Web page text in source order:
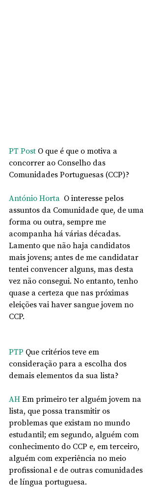
PT Post O que é que o motiva a
concorrer ao Conselho das
Comunidades Portuguesas (CCP)?
António Horta O interesse pelos
assuntos da Comunidade que, de uma
forma ou outra, sempre me
acompanha há várias décadas.
Lamento que não haja candidatos
mais jovens; antes de me candidatar
tentei convencer alguns, mas desta
vez não consegui. No entanto, tenho
quase a certeza que nas próximas
eleições vai haver sangue jovem no
CCP.
PTP Que critérios teve em
consideração para a escolha dos
demais elementos da sua lista?
AH Em primeiro ter alguém jovem na
lista, que possa transmitir os
problemas que existam no mundo
estudantil; em segundo, alguém com
conhecimento do CCP e, em terceiro,
alguém com experiência no meio
profissional e de outras comunidades
de língua portuguesa.